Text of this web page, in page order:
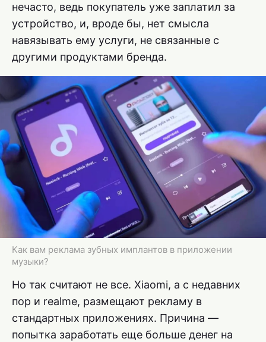
нечасто, ведь покупатель уже заплатил за
устройство, и, вроде бы, нет смысла
навязывать ему услуги, не связанные с
другими продуктами бренда.
Как вам реклама зубных имплантов в приложении
музыки?
Но так считают не все. Xiaomi, а с недавних
пор и realme, размещают рекламу в
стандартных приложениях. Причина —
попытка заработать еще больше денег на